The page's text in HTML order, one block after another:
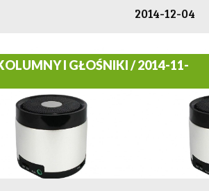
2014-12-04
I GŁOŚNIKI / 2014-11-